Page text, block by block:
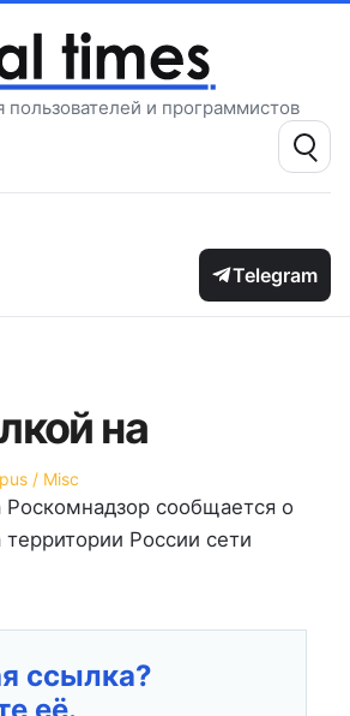
пользователей и программистов
Поиск:
Telegram
на
Опубликовано
в
Misc
сообщается о
России сети
ссылка?
её.